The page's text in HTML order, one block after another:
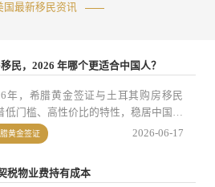
国最新移民资讯
民，2026 年哪个更适合中国人？
年，希腊黄金签证与土耳其购房移民
低门槛、高性价比的特性，稳居中国海
民市场热门榜单前列。两者在身份属
投资逻辑、权益范围上存在本质差异：
年新增区域分层政策进一步细化投资
黄金签证 2026-06-17
税物业费持有成本